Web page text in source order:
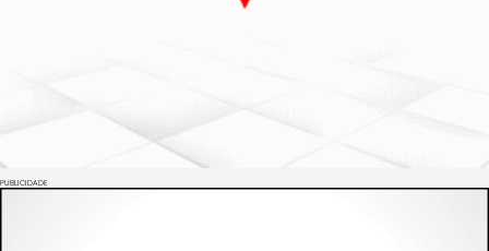
PUBLICIDADE